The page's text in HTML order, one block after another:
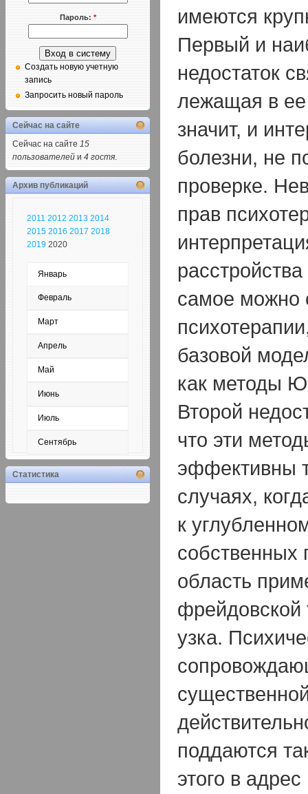
имеются
Первый и
недостаток
лежащая в ее
значит, и
болезни, не
проверке.
прав
самое можно
базовой
как методы
Второй
что эти
эффективны
случаях,
к
собственных
область
фрейдовской
узка.
поддаются
этого в
Пароль: *
Создать новую учетную
запись
Запросить новый пароль
Сейчас на сайте
Сейчас на сайте 15
пользователей и 4 гостя.
Архив публикаций
2011 2012 2013 2014
2015 2016 2017 2018
2019 2020
Январь
Февраль
Март
Апрель
Май
Июнь
Июль
Сентябрь
Статистика